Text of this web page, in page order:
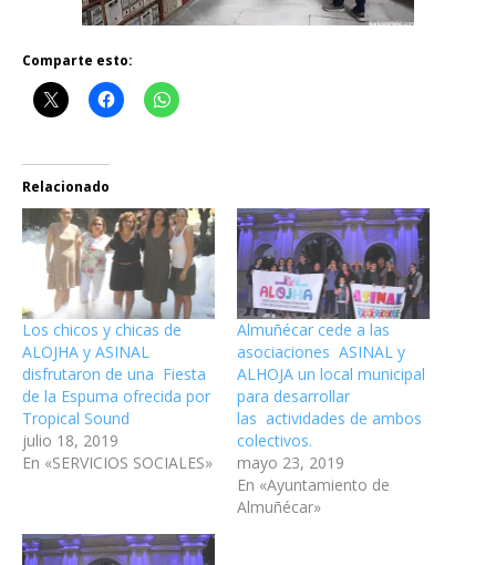
Comparte esto:
Relacionado
Los chicos y chicas de
ALOJHA y ASINAL
disfrutaron de una Fiesta
de la Espuma ofrecida por
Tropical Sound
julio 18, 2019
En «SERVICIOS SOCIALES»
Almuñécar cede a las
asociaciones ASINAL y
ALHOJA un local municipal
para desarrollar
las actividades de ambos
colectivos.
mayo 23, 2019
En «Ayuntamiento de
Almuñécar»